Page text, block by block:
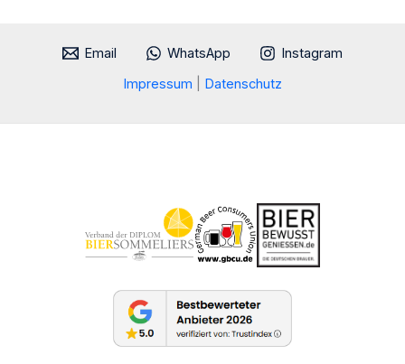
Email WhatsApp
Instagram
Impressum
Datenschutz